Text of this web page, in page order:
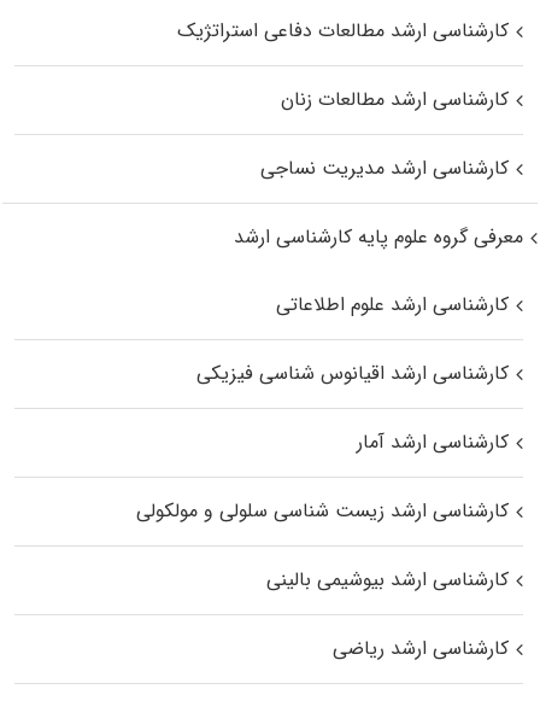
کارشناسی ارشد مطالعات دفاعی استراتژیک
کارشناسی ارشد مطالعات زنان
کارشناسی ارشد مدیریت نساجی
معرفی گروه علوم پایه کارشناسی ارشد
کارشناسی ارشد علوم اطلاعاتی
کارشناسی ارشد اقیانوس‌ شناسی فیزیکی
کارشناسی ارشد آمار
کارشناسی ارشد زیست شناسی سلولی و مولکولی
کارشناسی ارشد بیوشیمی بالینی
کارشناسی ارشد ریاضی